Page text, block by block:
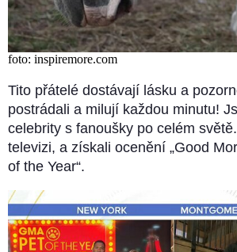
foto: inspiremore.com
Tito přátelé dostávají lásku a
postrádali a milují každou minutu!
celebrity s fanoušky po celém
televizi, a získali ocenění „Good
of the Year“.